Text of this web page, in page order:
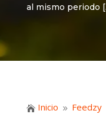
al mismo periodo
 Inicio 9 Feedzy